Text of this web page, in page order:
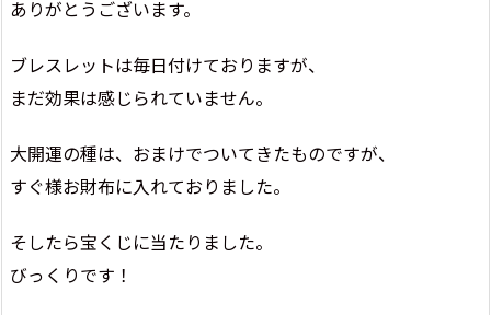
ありがとうございます。
ブレスレットは毎日付けておりますが、
まだ効果は感じられていません。
大開運の種は、おまけでついてきたものですが、
すぐ様お財布に入れておりました。
そしたら宝くじに当たりました。
びっくりです！